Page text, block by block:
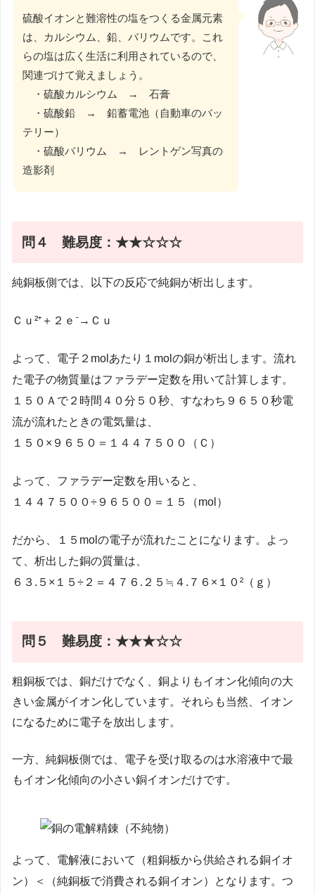
硫酸イオンと難溶性の塩をつくる金属元素
は、カルシウム、鉛、バリウムです。これ
らの塩は広く生活に利用されているので、
関連づけて覚えましょう。
・硫酸カルシウム → 石膏
・硫酸鉛 → 鉛蓄電池（自動車のバッ
テリー）
・硫酸バリウム → レントゲン写真の
造影剤
問４難易度：★★☆☆☆
純銅板側では、以下の反応で純銅が析出します。
Ｃｕ²⁺＋２ｅ⁻→Ｃｕ
よって、電子２molあたり１molの銅が析出します。流れ
た電子の物質量はファラデー定数を用いて計算します。
１５０Ａで２時間４０分５０秒、すなわち９６５０秒電
流が流れたときの電気量は、
１５０×９６５０＝１４４７５００（Ｃ）
よって、ファラデー定数を用いると、
１４４７５００÷９６５００＝１５（mol）
だから、１５molの電子が流れたことになります。よっ
て、析出した銅の質量は、
６３.５×１５÷２＝４７６.２５≒４.７６×１０²（ｇ）
問５難易度：★★★☆☆
粗銅板では、銅だけでなく、銅よりもイオン化傾向の大
きい金属がイオン化しています。それらも当然、イオン
になるために電子を放出します。
一方、純銅板側では、電子を受け取るのは水溶液中で最
もイオン化傾向の小さい銅イオンだけです。
よって、電解液において（粗銅板から供給される銅イオ
ン）＜（純銅板で消費される銅イオン）となります。つ